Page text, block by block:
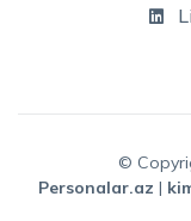
©
personalar.az |